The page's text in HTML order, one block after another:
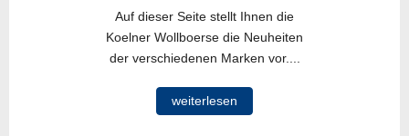
Auf dieser Seite stellt Ihnen die
Koelner Wollboerse die Neuheiten
der verschiedenen Marken vor....
weiterlesen